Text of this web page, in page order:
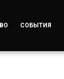
СОБЫТИЯ